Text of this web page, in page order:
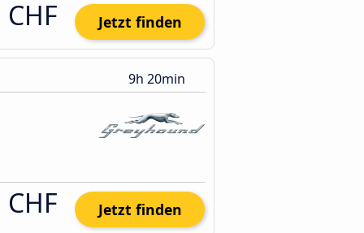
Jetzt finden
9h 20min
Jetzt finden